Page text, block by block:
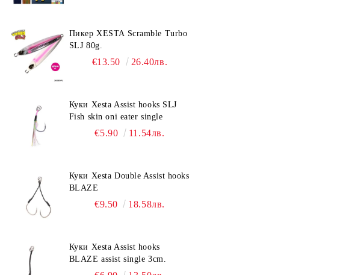
Пикер XESTA Scramble Turbo
SLJ 80g.
€13.50 26.40лв.
Куки Xesta Assist hooks SLJ
Fish skin oni eater single
€5.90 11.54лв.
Куки Xesta Double Assist hooks
BLAZE
€9.50 18.58лв.
Куки Xesta Assist hooks
BLAZE assist single 3cm.